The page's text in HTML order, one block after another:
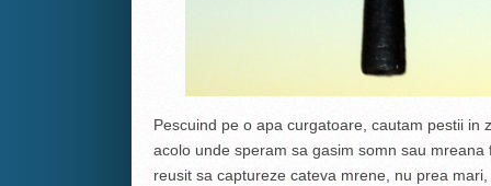
Pescuind pe o apa curgatoare, cautam pestii
acolo unde speram sa gasim somn sau
reusit sa captureze cateva mrene, nu prea